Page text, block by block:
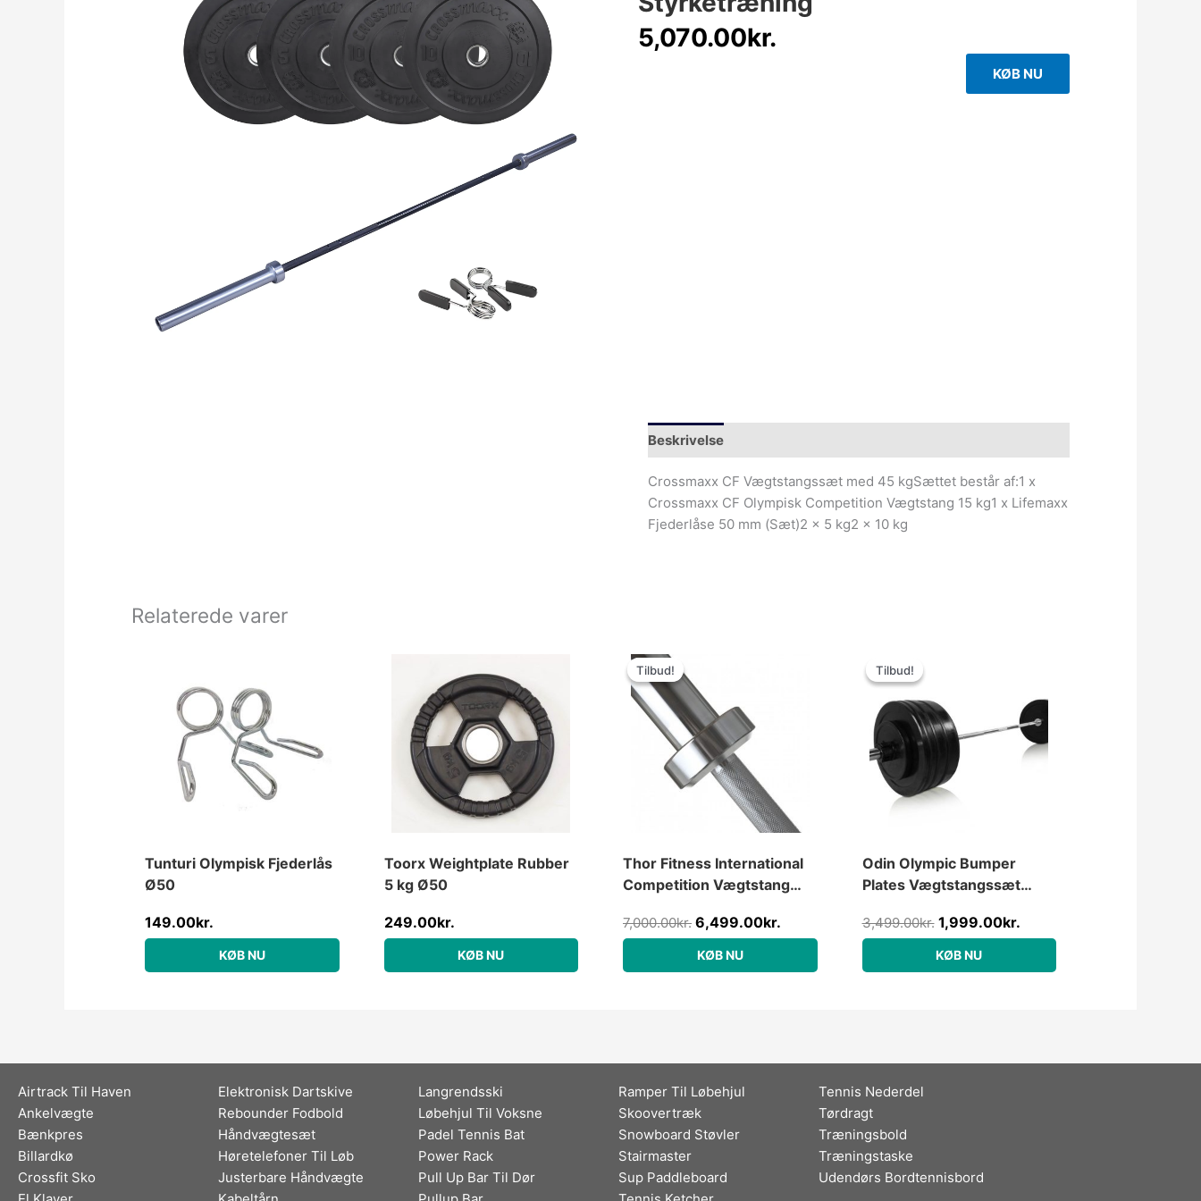
5,070.00kr.
KØB NU
Beskrivelse
Crossmaxx CF Vægtstangssæt med 45 kgSættet består af:1 x
Crossmaxx CF Olympisk Competition Vægtstang 15 kg1 x Lifemaxx
Fjederlåse 50 mm (Sæt)2 x 5 kg2 x 10 kg
Relaterede varer
Tunturi Olympisk Fjederlås
Ø50
149.00kr.
KØB NU
Toorx Weightplate Rubber
5 kg Ø50
249.00kr.
KØB NU
Tilbud!
Tilbud!
Thor Fitness International
Competition Vægtstang
7,000.00kr.
pris
var:
7,000.00kr..
6,499.00kr.
KØB NU
Tilbud!
Tilbud!
Odin Olympic Bumper
Plates Vægtstangssæt
3,499.00kr.
var:
3,499.00kr..
1,999.00kr.
er:
1,999.00kr..
KØB NU
Airtrack Til Haven
Ankelvægte
Bænkpres
Billardkø
Crossfit Sko
Elektronisk Dartskive
Rebounder Fodbold
Håndvægtesæt
Høretelefoner Til Løb
Justerbare Håndvægte
Langrendsski
Løbehjul Til Voksne
Padel Tennis Bat
Power Rack
Pull Up Bar Til Dør
Ramper Til Løbehjul
Skoovertræk
Snowboard Støvler
Stairmaster
Sup Paddleboard
Tennis Nederdel
Tørdragt
Træningsbold
Træningstaske
Udendørs Bordtennisbord